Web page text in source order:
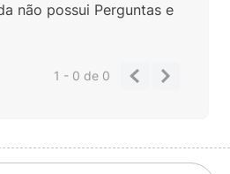
não possui Perguntas e
1 - 0de 0